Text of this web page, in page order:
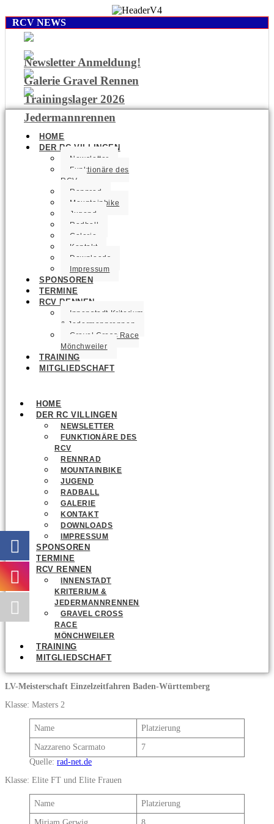
RCV NEWS
Newsletter Anmeldung!
Galerie Gravel Rennen
Trainingslager 2026
Jedermannrennen
HOME
DER RC VILLINGEN
Newsletter
Funktionäre des
RCV
Rennrad
Mountainbike
Jugend
Radball
Galerie
Kontakt
Downloads
Impressum
SPONSOREN
TERMINE
RCV RENNEN
Innenstadt Kriterium
& Jedermannrennen
Gravel Cross Race
Mönchweiler
TRAINING
MITGLIEDSCHAFT
HOME
DER RC VILLINGEN
NEWSLETTER
FUNKTIONÄRE DES
RCV
RENNRAD
MOUNTAINBIKE
JUGEND
RADBALL
GALERIE
KONTAKT
DOWNLOADS
IMPRESSUM
SPONSOREN
TERMINE
RCV RENNEN
INNENSTADT
KRITERIUM &
JEDERMANNRENNEN
GRAVEL CROSS
RACE
MÖNCHWEILER
TRAINING
MITGLIEDSCHAFT
LV-Meisterschaft Einzelzeitfahren Baden-Württemberg
Klasse: Masters 2
Name Platzierung
Nazzareno Scarmato
7
Quelle: rad-net.de
Klasse: Elite FT und Elite Frauen
Name Platzierung